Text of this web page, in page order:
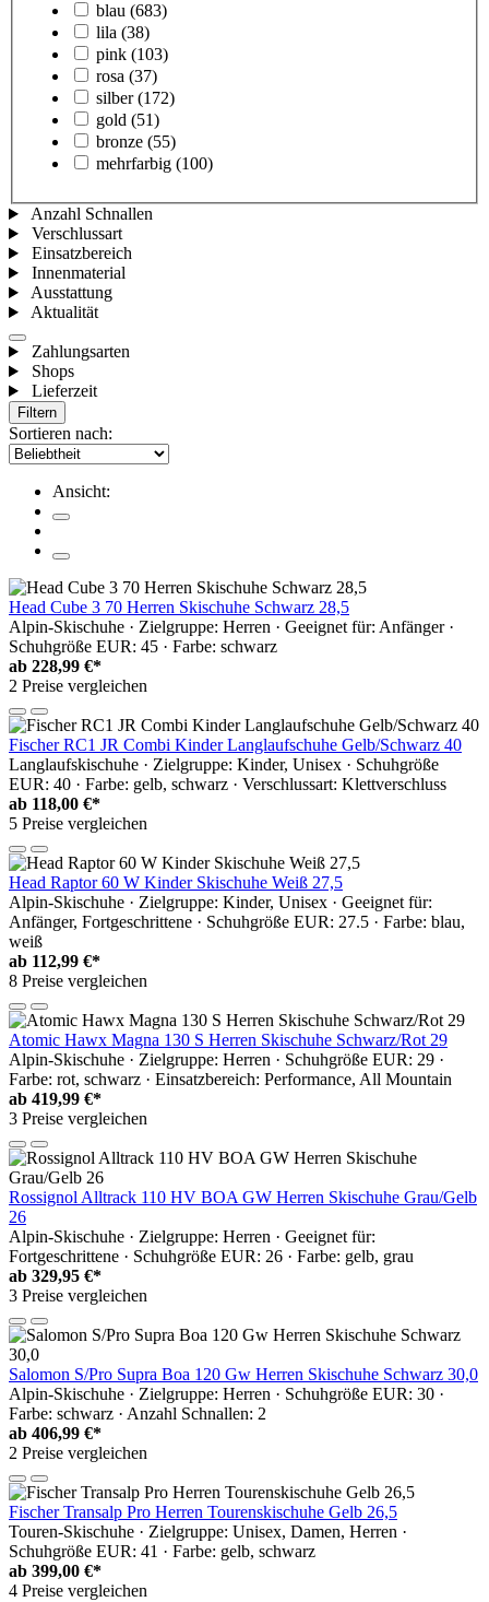
blau (683)
lila (38)
pink (103)
rosa (37)
silber (172)
gold (51)
bronze (55)
mehrfarbig (100)
Anzahl Schnallen
Verschlussart
Einsatzbereich
Innenmaterial
Ausstattung
Aktualität
Zahlungsarten
Shops
Lieferzeit
Filtern
Sortieren nach:
Ansicht:
Head Cube 3 70 Herren Skischuhe Schwarz 28,5
Alpin-Skischuhe · Zielgruppe: Herren · Geeignet für: Anfänger ·
Schuhgröße EUR: 45 · Farbe: schwarz
ab 228,99 €*
2 Preise vergleichen
Fischer RC1 JR Combi Kinder Langlaufschuhe Gelb/Schwarz 40
Langlaufskischuhe · Zielgruppe: Kinder, Unisex · Schuhgröße
EUR: 40 · Farbe: gelb, schwarz · Verschlussart: Klettverschluss
ab 118,00 €*
5 Preise vergleichen
Head Raptor 60 W Kinder Skischuhe Weiß 27,5
Alpin-Skischuhe · Zielgruppe: Kinder, Unisex · Geeignet für:
Anfänger, Fortgeschrittene · Schuhgröße EUR: 27.5 · Farbe: blau,
weiß
ab 112,99 €*
8 Preise vergleichen
Atomic Hawx Magna 130 S Herren Skischuhe Schwarz/Rot 29
Alpin-Skischuhe · Zielgruppe: Herren · Schuhgröße EUR: 29 ·
Farbe: rot, schwarz · Einsatzbereich: Performance, All Mountain
ab 419,99 €*
3 Preise vergleichen
Rossignol Alltrack 110 HV BOA GW Herren Skischuhe Grau/Gelb
26
Alpin-Skischuhe · Zielgruppe: Herren · Geeignet für:
Fortgeschrittene · Schuhgröße EUR: 26 · Farbe: gelb, grau
ab 329,95 €*
3 Preise vergleichen
Salomon S/Pro Supra Boa 120 Gw Herren Skischuhe Schwarz 30,0
Alpin-Skischuhe · Zielgruppe: Herren · Schuhgröße EUR: 30 ·
Farbe: schwarz · Anzahl Schnallen: 2
ab 406,99 €*
2 Preise vergleichen
Fischer Transalp Pro Herren Tourenskischuhe Gelb 26,5
Touren-Skischuhe · Zielgruppe: Unisex, Damen, Herren ·
Schuhgröße EUR: 41 · Farbe: gelb, schwarz
ab 399,00 €*
4 Preise vergleichen